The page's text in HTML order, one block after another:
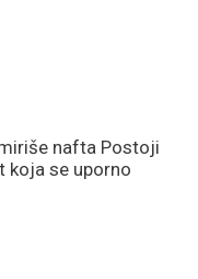
nafta Postoji
koja se uporno